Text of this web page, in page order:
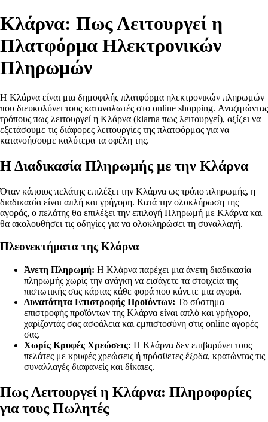
Κλάρνα: Πως Λειτουργεί η
Πλατφόρμα Ηλεκτρονικών
Πληρωμών
Η Κλάρνα είναι μια δημοφιλής πλατφόρμα ηλεκτρονικών πληρωμών
που διευκολύνει τους καταναλωτές στο online shopping. Αναζητώντας
τρόπους πως λειτουργεί η Κλάρνα (klarna πως λειτουργεί), αξίζει να
εξετάσουμε τις διάφορες λειτουργίες της πλατφόρμας για να
κατανοήσουμε καλύτερα τα οφέλη της.
Η Διαδικασία Πληρωμής με την Κλάρνα
Όταν κάποιος πελάτης επιλέξει την Κλάρνα ως τρόπο πληρωμής, η
διαδικασία είναι απλή και γρήγορη. Κατά την ολοκλήρωση της
αγοράς, ο πελάτης θα επιλέξει την επιλογή Πληρωμή με Κλάρνα και
θα ακολουθήσει τις οδηγίες για να ολοκληρώσει τη συναλλαγή.
Πλεονεκτήματα της Κλάρνα
Άνετη Πληρωμή: Η Κλάρνα παρέχει μια άνετη διαδικασία
πληρωμής χωρίς την ανάγκη να εισάγετε τα στοιχεία της
πιστωτικής σας κάρτας κάθε φορά που κάνετε μια αγορά.
Δυνατότητα Επιστροφής Προϊόντων: Το σύστημα
επιστροφής προϊόντων της Κλάρνα είναι απλό και γρήγορο,
χαρίζοντάς σας ασφάλεια και εμπιστοσύνη στις online αγορές
σας.
Χωρίς Κρυφές Χρεώσεις: Η Κλάρνα δεν επιβαρύνει τους
πελάτες με κρυφές χρεώσεις ή πρόσθετες έξοδα, κρατώντας τις
συναλλαγές διαφανείς και δίκαιες.
Πως Λειτουργεί η Κλάρνα: Πληροφορίες
για τους Πωλητές